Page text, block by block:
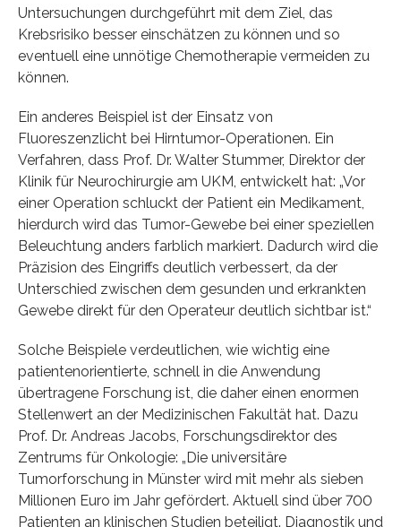
Untersuchungen durchgeführt mit dem Ziel, das
Krebsrisiko besser einschätzen zu können und so
eventuell eine unnötige Chemotherapie vermeiden zu
können.
Ein anderes Beispiel ist der Einsatz von
Fluoreszenzlicht bei Hirntumor-Operationen. Ein
Verfahren, dass Prof. Dr. Walter Stummer, Direktor der
Klinik für Neurochirurgie am UKM, entwickelt hat: „Vor
einer Operation schluckt der Patient ein Medikament,
hierdurch wird das Tumor-Gewebe bei einer speziellen
Beleuchtung anders farblich markiert. Dadurch wird die
Präzision des Eingriffs deutlich verbessert, da der
Unterschied zwischen dem gesunden und erkrankten
Gewebe direkt für den Operateur deutlich sichtbar ist.“
Solche Beispiele verdeutlichen, wie wichtig eine
patientenorientierte, schnell in die Anwendung
übertragene Forschung ist, die daher einen enormen
Stellenwert an der Medizinischen Fakultät hat. Dazu
Prof. Dr. Andreas Jacobs, Forschungsdirektor des
Zentrums für Onkologie: „Die universitäre
Tumorforschung in Münster wird mit mehr als sieben
Millionen Euro im Jahr gefördert. Aktuell sind über 700
Patienten an klinischen Studien beteiligt. Diagnostik und